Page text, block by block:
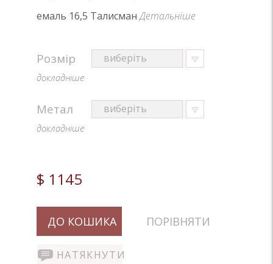
емаль 16,5 ТалисманДетальніше
Розмір
докладніше
Метал
докладніше
$ 1145
ДО КОШИКА ПОРІВНЯТИ
НАТЯКНУТИ